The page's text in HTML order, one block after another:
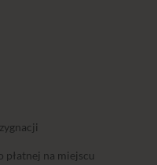
płatnej na miejscu